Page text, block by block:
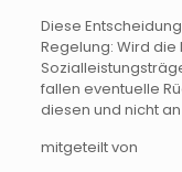
Diese
Regelung: Wird
fallen eventuelle
diesen und nicht
mitgeteilt von